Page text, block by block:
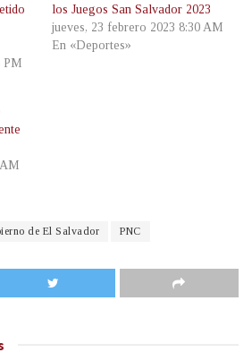
PM
los Juegos San Salvador 2023
jueves, 23 febrero 2023 8:30 AM
En «Deportes»
de El Salvador PNC